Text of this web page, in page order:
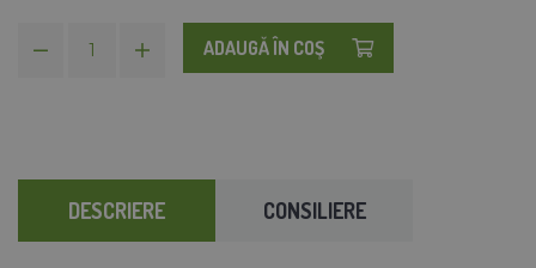
ADAUGĂ ÎN COŞ
DESCRIERE CONSILIERE